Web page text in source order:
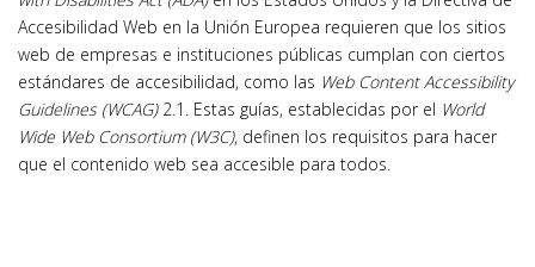
Accesibilidad Web en la Unión Europea requieren que los sitios
web de empresas e instituciones públicas cumplan con ciertos
estándares de accesibilidad, como las Web Content Accessibility
Guidelines (WCAG)2.1. Estas guías, establecidas por el World
Wide Web Consortium (W3C), definen los requisitos para hacer
que el contenido web sea accesible para todos.